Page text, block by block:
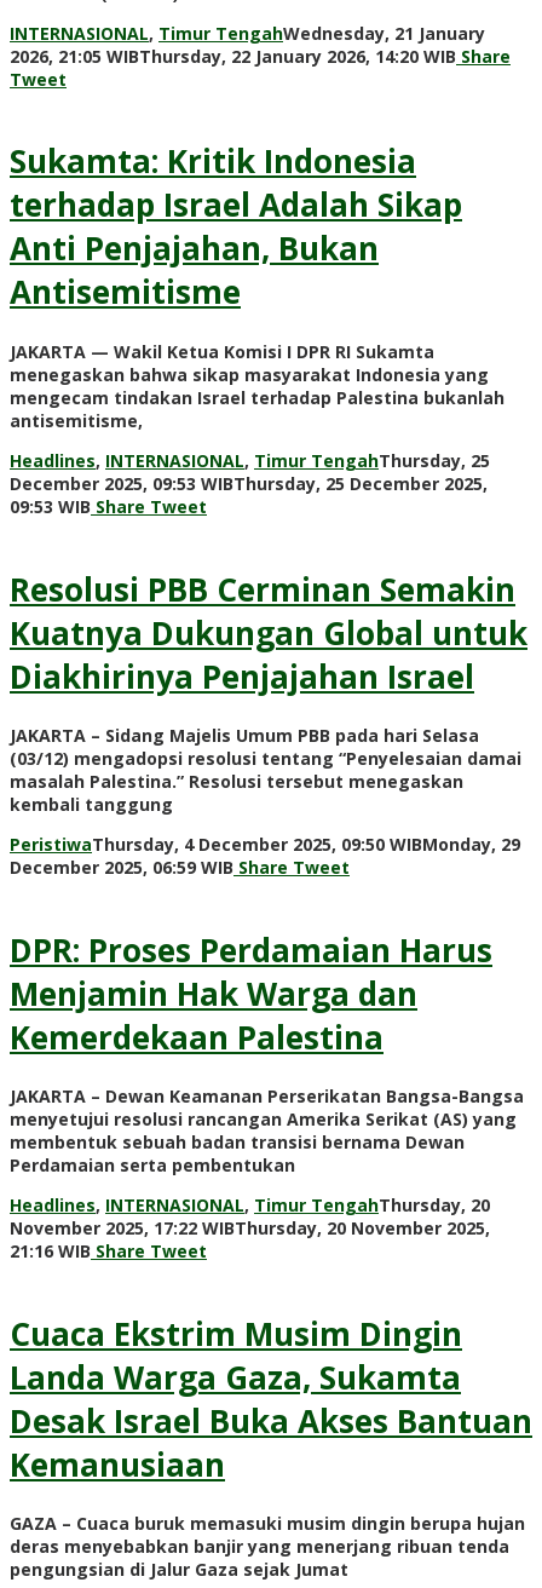
INTERNASIONAL, Timur TengahWednesday, 21 January
2026, 21:05 WIBThursday, 22 January 2026, 14:20 WIB by
Share
Tweet
Sukamta: Kritik Indonesia
terhadap Israel Adalah Sikap
Anti Penjajahan, Bukan
Antisemitisme
JAKARTA — Wakil Ketua Komisi I DPR RI Sukamta
menegaskan bahwa sikap masyarakat Indonesia yang
mengecam tindakan Israel terhadap Palestina bukanlah
antisemitisme,
Headlines, INTERNASIONAL, Timur TengahThursday, 25
December 2025, 09:53 WIBThursday, 25 December 2025,
09:53 WIB by
Share Tweet
Resolusi PBB Cerminan Semakin
Kuatnya Dukungan Global untuk
Diakhirinya Penjajahan Israel
JAKARTA – Sidang Majelis Umum PBB pada hari Selasa
(03/12) mengadopsi resolusi tentang “Penyelesaian damai
masalah Palestina.” Resolusi tersebut menegaskan
kembali tanggung
PeristiwaThursday, 4 December 2025, 09:50 WIBMonday, 29
December 2025, 06:59 WIB by
Share Tweet
DPR: Proses Perdamaian Harus
Menjamin Hak Warga dan
Kemerdekaan Palestina
JAKARTA – Dewan Keamanan Perserikatan Bangsa-Bangsa
menyetujui resolusi rancangan Amerika Serikat (AS) yang
membentuk sebuah badan transisi bernama Dewan
Perdamaian serta pembentukan
Headlines, INTERNASIONAL, Timur TengahThursday, 20
November 2025, 17:22 WIBThursday, 20 November 2025,
21:16 WIB by
Share Tweet
Cuaca Ekstrim Musim Dingin
Landa Warga Gaza, Sukamta
Desak Israel Buka Akses Bantuan
Kemanusiaan
GAZA – Cuaca buruk memasuki musim dingin berupa hujan
deras menyebabkan banjir yang menerjang ribuan tenda
pengungsian di Jalur Gaza sejak Jumat